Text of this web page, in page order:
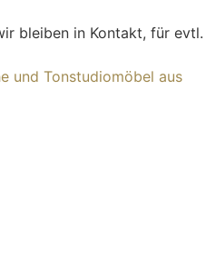
bleiben in Kontakt, für evtl.